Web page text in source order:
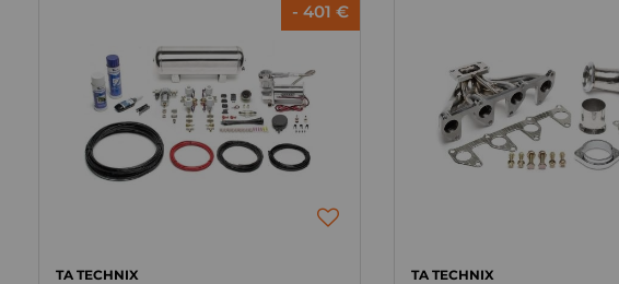
- 401 €
TA TECHNIX TA TECHNIX